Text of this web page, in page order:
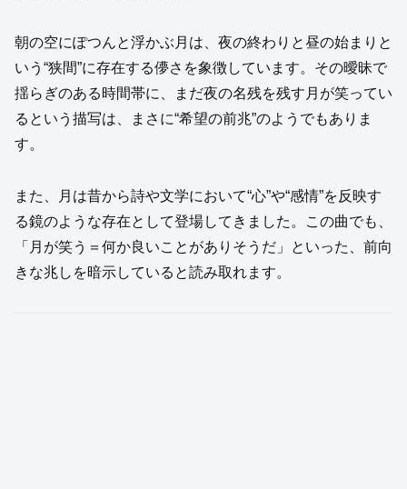
朝の空にぽつんと浮かぶ月は、夜の終わりと昼の始まりと
いう“狭間”に存在する儚さを象徴しています。その曖昧で
揺らぎのある時間帯に、まだ夜の名残を残す月が笑ってい
るという描写は、まさに“希望の前兆”のようでもありま
す。
また、月は昔から詩や文学において“心”や“感情”を反映す
る鏡のような存在として登場してきました。この曲でも、
「月が笑う＝何か良いことがありそうだ」といった、前向
きな兆しを暗示していると読み取れます。